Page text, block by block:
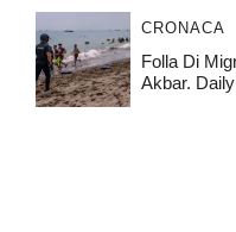
CRONACA
Folla Di
Akbar.